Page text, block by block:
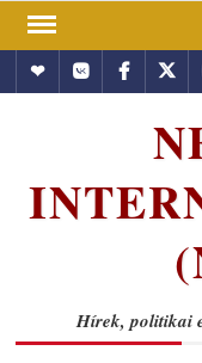
Skip
contentHundubVkontakte
Hírek, politikai